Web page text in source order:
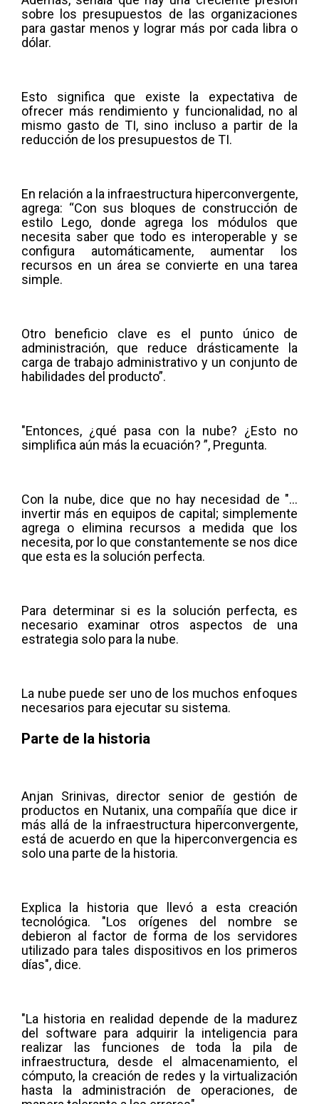
sobre los presupuestos de las organizaciones
para gastar menos y lograr más por cada libra o
dólar.
Esto significa que existe la expectativa de
ofrecer más rendimiento y funcionalidad, no al
mismo gasto de TI, sino incluso a partir de la
reducción de los presupuestos de TI.
En relación a la infraestructura hiperconvergente,
agrega: “Con sus bloques de construcción de
estilo Lego, donde agrega los módulos que
necesita saber que todo es interoperable y se
configura automáticamente, aumentar los
recursos en un área se convierte en una tarea
simple.
Otro beneficio clave es el punto único de
administración, que reduce drásticamente la
carga de trabajo administrativo y un conjunto de
habilidades del producto”.
"Entonces, ¿qué pasa con la nube? ¿Esto no
simplifica aún más la ecuación? ”, Pregunta.
Con la nube, dice que no hay necesidad de "...
invertir más en equipos de capital; simplemente
agrega o elimina recursos a medida que los
necesita, por lo que constantemente se nos dice
que esta es la solución perfecta.
Para determinar si es la solución perfecta, es
necesario examinar otros aspectos de una
estrategia solo para la nube.
La nube puede ser uno de los muchos enfoques
necesarios para ejecutar su sistema.
Parte de la historia
Anjan Srinivas, director senior de gestión de
productos en Nutanix, una compañía que dice ir
más allá de la infraestructura hiperconvergente,
está de acuerdo en que la hiperconvergencia es
solo una parte de la historia.
Explica la historia que llevó a esta creación
tecnológica. "Los orígenes del nombre se
debieron al factor de forma de los servidores
utilizado para tales dispositivos en los primeros
días", dice.
"La historia en realidad depende de la madurez
del software para adquirir la inteligencia para
realizar las funciones de toda la pila de
infraestructura, desde el almacenamiento, el
cómputo, la creación de redes y la virtualización
hasta la administración de operaciones, de